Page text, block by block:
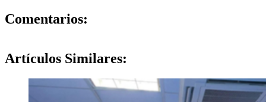
Comentarios:
Artículos Similares: